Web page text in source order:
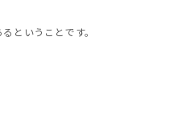
ということです。